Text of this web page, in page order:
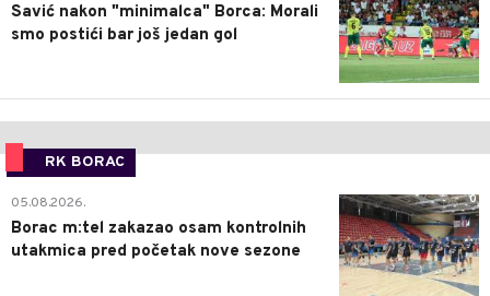
Savić nakon "minimalca" Borca: Morali
smo postići bar još jedan gol
RK BORAC
0
05.08.2026.
Borac m:tel zakazao osam kontrolnih
utakmica pred početak nove sezone